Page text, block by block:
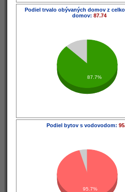
Podiel trvalo obývaných domov z
domov: 87.74
87.7%
Podiel bytov s vodovodom:
95.7%